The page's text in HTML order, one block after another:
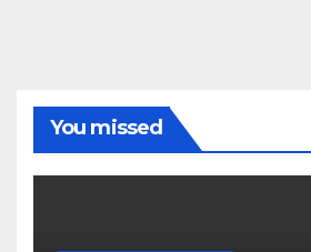
You missed